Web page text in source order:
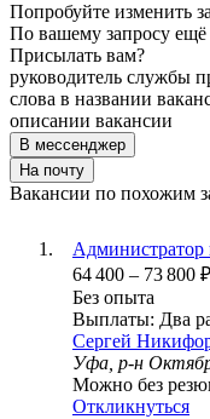
Попробуйте изменить
По вашему запросу ещё
Присылать вам?
руководитель службы
слова в названии
описании вакансии
В мессенджер
На почту
Вакансии по похожим
Администратор
64 400 – 73 800 ₽
Без опыта
Выплаты: Два
Сергей
Уфа, р-н
Можно без
Откликнуться